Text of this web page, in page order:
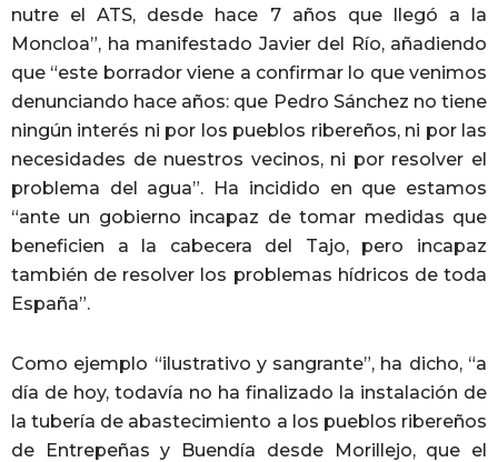
nutre el ATS, desde hace 7 años que llegó a la
Moncloa”, ha manifestado Javier del Río, añadiendo
que “este borrador viene a confirmar lo que venimos
denunciando hace años: que Pedro Sánchez no tiene
ningún interés ni por los pueblos ribereños, ni por las
necesidades de nuestros vecinos, ni por resolver el
problema del agua”. Ha incidido en que estamos
“ante un gobierno incapaz de tomar medidas que
beneficien a la cabecera del Tajo, pero incapaz
también de resolver los problemas hídricos de toda
España”.
Como ejemplo “ilustrativo y sangrante”, ha dicho, “a
día de hoy, todavía no ha finalizado la instalación de
la tubería de abastecimiento a los pueblos ribereños
de Entrepeñas y Buendía desde Morillejo, que el